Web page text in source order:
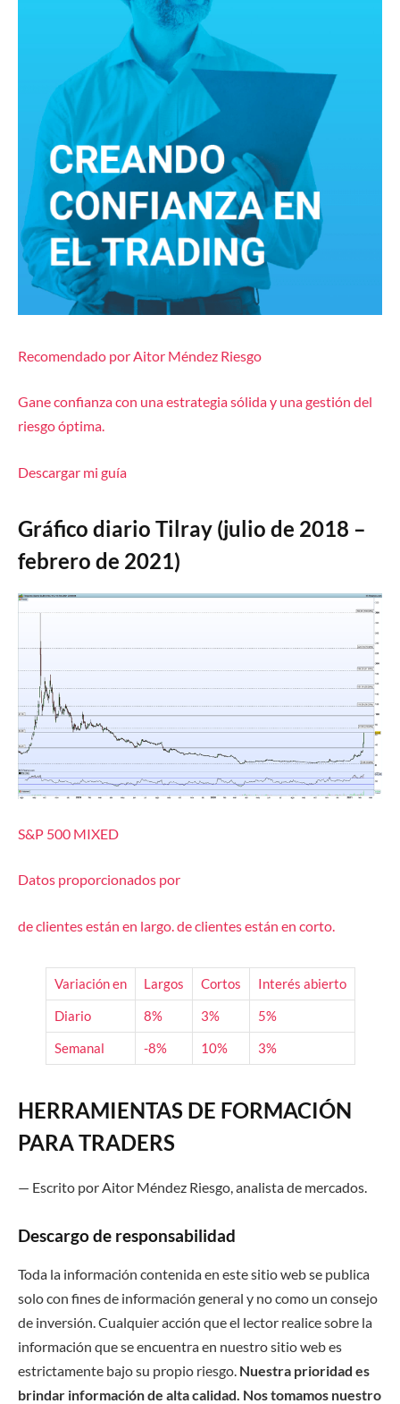
Recomendado por Aitor Méndez Riesgo
Gane confianza con una estrategia sólida y una gestión del
riesgo óptima.
Descargar mi guía
Gráfico diario Tilray (julio de 2018 –
febrero de 2021)
S&P 500 MIXED
Datos proporcionados por
de clientes están en largo.de clientes están en corto.
Variación en Largos Cortos
Interés abierto
Diario
8% 3%
5%
Semanal
-8% 10% 3%
HERRAMIENTAS DE FORMACIÓN
PARA TRADERS
— Escrito porAitor Méndez Riesgo,analista de mercados.
Descargo de responsabilidad
Toda la información contenida en este sitio web se publica
solo con fines de información general y no como un consejo
de inversión. Cualquier acción que el lector realice sobre la
información que se encuentra en nuestro sitio web es
estrictamente bajo su propio riesgo. Nuestra prioridad es
brindar información de alta calidad. Nos tomamos nuestro